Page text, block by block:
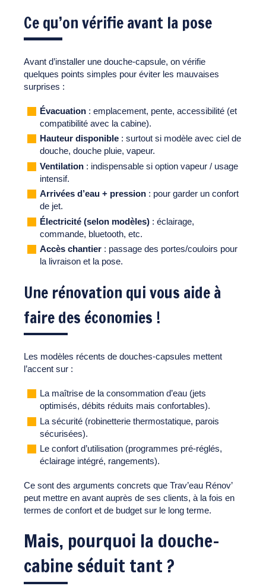
Ce qu’on vérifie avant la pose
Avant d’installer une douche-capsule, on vérifie
quelques points simples pour éviter les mauvaises
surprises :
Évacuation : emplacement, pente, accessibilité (et
compatibilité avec la cabine).
Hauteur disponible : surtout si modèle avec ciel de
douche, douche pluie, vapeur.
Ventilation : indispensable si option vapeur / usage
intensif.
Arrivées d’eau + pression : pour garder un confort
de jet.
Électricité (selon modèles) : éclairage,
commande, bluetooth, etc.
Accès chantier : passage des portes/couloirs pour
la livraison et la pose.
Une rénovation qui vous aide à
faire des économies !
Les modèles récents de douches-capsules mettent
l’accent sur :
La maîtrise de la consommation d’eau (jets
optimisés, débits réduits mais confortables).
La sécurité (robinetterie thermostatique, parois
sécurisées).
Le confort d’utilisation (programmes pré-réglés,
éclairage intégré, rangements).
Ce sont des arguments concrets que Trav’eau Rénov’
peut mettre en avant auprès de ses clients, à la fois en
termes de confort et de budget sur le long terme.
Mais, pourquoi la douche-
cabine séduit tant ?